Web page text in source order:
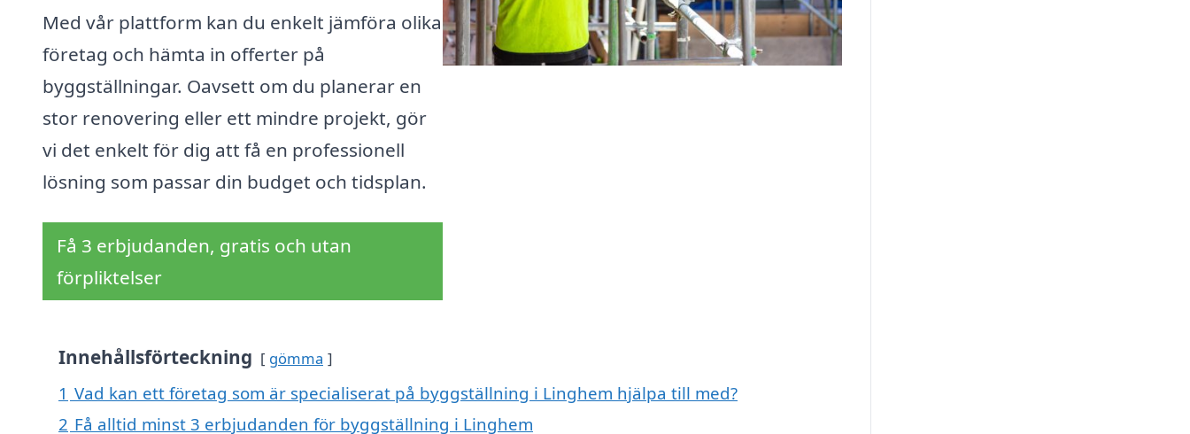
Med vår plattform kan du enkelt jämföra olika
företag och hämta in offerter på
byggställningar. Oavsett om du planerar en
stor renovering eller ett mindre projekt, gör
vi det enkelt för dig att få en professionell
lösning som passar din budget och tidsplan.
Få 3 erbjudanden, gratis och utan
förpliktelser
Innehållsförteckning gömma
1 Vad kan ett företag som är specialiserat på byggställning i Linghem hjälpa till med?
2 Få alltid minst 3 erbjudanden för byggställning i Linghem